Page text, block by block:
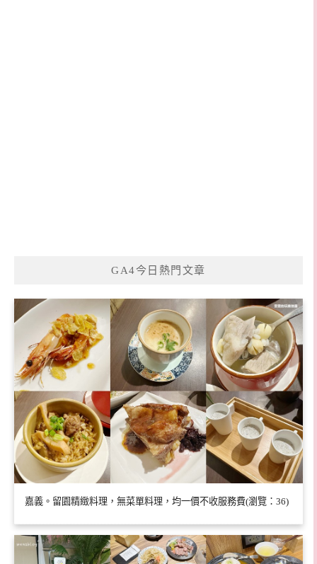
GA4今日熱門文章
嘉義。留園精緻料理，無菜單料理，均一價不收服務費(瀏覽：36)